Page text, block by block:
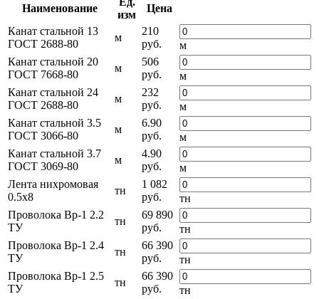
Наименование
изм
Цена
Канат стальной 13
ГОСТ 2688-80
м
210
руб.
м
Канат стальной 20
ГОСТ 7668-80
м
506
руб.
м
Канат стальной 24
ГОСТ 2688-80
м
232
руб.
м
Канат стальной 3.5
ГОСТ 3066-80
м
6.90
руб.
м
Канат стальной 3.7
ГОСТ 3069-80
м
4.90
руб.
м
Лента нихромовая
0.5x8
тн
1 082
руб.
тн
Проволока Вр-1 2.2
ТУ
тн
69 890
руб.
тн
Проволока Вр-1 2.4
ТУ
тн
66 390
руб.
тн
Проволока Вр-1 2.5
ТУ
тн
66 390
руб.
тн